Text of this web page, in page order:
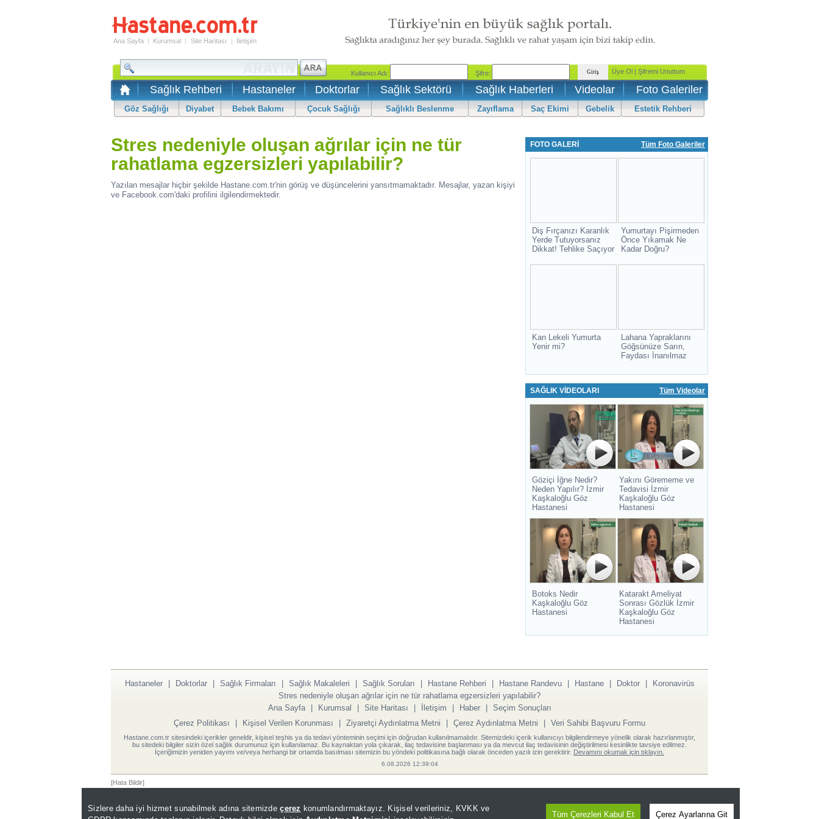
Sizlere daha iyi hizmet sunabilmek adına sitemizdeçerez konumlandırmaktayız. Kişisel verileriniz, KVKK ve
Tüm Çerezleri Kabul Et Çerez Ayarlarına Git
Ana Sayfa | Kurumsal | Site Haritası | İletişim
Sağlık Rehberi Hastaneler Doktorlar Sağlık Sektörü Sağlık Haberleri Videolar Foto Galeriler
Göz Sağlığı Diyabet Bebek Bakımı Çocuk Sağlığı Sağlıklı Beslenme Zayıflama Saç Ekimi Gebelik Estetik Rehberi
Stres nedeniyle oluşan ağrılar için ne tür
rahatlama egzersizleri yapılabilir?
Yazılan mesajlar hiçbir şekilde Hastane.com.tr'nin görüş ve düşüncelerini yansıtmamaktadır. Mesajlar, yazan kişiyi
ve Facebook.com'daki profilini ilgilendirmektedir.
FOTO GALERİ Tüm Foto Galeriler
Diş Fırçanızı Karanlık
Yerde Tutuyorsanız
Dikkat! Tehlike Saçıyor
Yumurtayı Pişirmeden
Önce Yıkamak Ne
Kadar Doğru?
Kan Lekeli Yumurta
Yenir mi?
Lahana Yapraklarını
Göğsünüze Sarın,
Faydası İnanılmaz
SAĞLIK VİDEOLARI Tüm Videolar
Göziçi İğne Nedir?
Neden Yapılır? İzmir
Kaşkaloğlu Göz
Hastanesi
Yakını Görememe ve
Tedavisi İzmir
Kaşkaloğlu Göz
Hastanesi
Botoks Nedir
Kaşkaloğlu Göz
Hastanesi
Katarakt Ameliyat
Sonrası Gözlük İzmir
Kaşkaloğlu Göz
Hastanesi
Hastaneler | Doktorlar | Sağlık Firmaları | Sağlık Makaleleri | Sağlık Soruları | Hastane Rehberi | Hastane Randevu | Hastane | Doktor |
Koronavirüs
Stres nedeniyle oluşan ağrılar için ne tür rahatlama egzersizleri yapılabilir?
Ana Sayfa
| Kurumsal | Site Haritası | İletişim | Haber | Seçim Sonuçları
Çerez Politikası
| Kişisel Verilen Korunması | Ziyaretçi Aydınlatma Metni | Çerez Aydınlatma Metni | Veri Sahibi Başvuru Formu
Hastane.com.tr sitesindeki içerikler geneldir, kişisel teşhis ya da tedavi yönteminin seçimi için doğrudan kullanılmamalıdır. Sitemizdeki içerik kullanıcıyı bilgilendirmeye yönelik olarak hazırlanmıştır,
bu sitedeki bilgiler sizin özel sağlık durumunuz için kullanılamaz. Bu kaynaktan yola çıkarak, ilaç tedavisine başlanması ya da mevcut ilaç tedavisinin değiştirilmesi kesinlikte tavsiye edilmez.
İçeriğimizin yeniden yayımı ve/veya herhangi bir ortamda basılması sitemizin bu yöndeki politikasına bağlı olarak önceden yazılı izin gerektirir. Devamını okumak için tıklayın.
6.08.2026 12:39:04
[Hata Bildir]